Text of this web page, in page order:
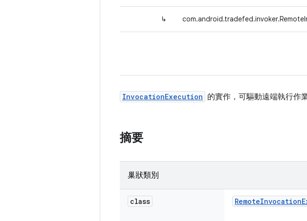
↳
InvocationExecution 的實作，可驅動遠端執行作業
摘要
巢狀類別
class RemoteInvocation